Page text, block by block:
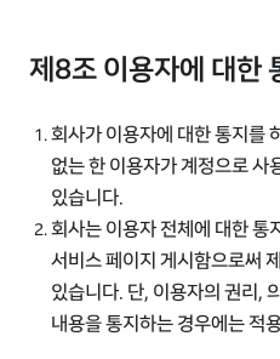
제8조 이용자에 대한
회사가 이용자에 대한 통지를
없는 한 이용자가 계정으로 사
있습니다.
회사는 이용자 전체에 대한 통
서비스 페이지 게시함으로써
있습니다. 단, 이용자의 권리,
내용을 통지하는 경우에는 적